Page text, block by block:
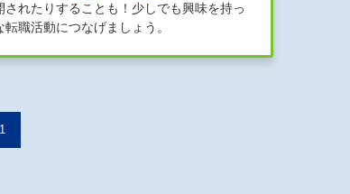
れたりすることも！少しでも興味を持っ
職活動につなげましょう。
1